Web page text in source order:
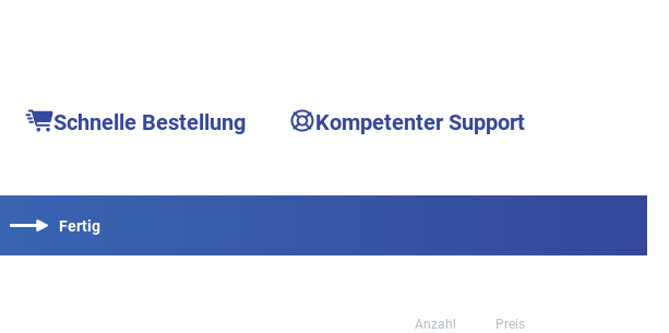
Schnelle Bestellung Kompetenter Support
Fertig
Anzahl Preis